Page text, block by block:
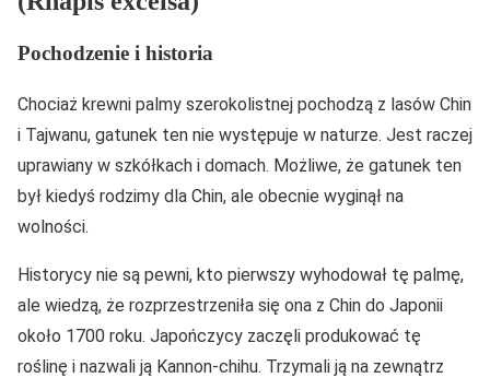
Pochodzenie i historia
Chociaż krewni palmy szerokolistnej pochodzą z lasów Chin
i Tajwanu, gatunek ten nie występuje w naturze. Jest raczej
uprawiany w szkółkach i domach. Możliwe, że gatunek ten
był kiedyś rodzimy dla Chin, ale obecnie wyginął na
wolności.
Historycy nie są pewni, kto pierwszy wyhodował tę palmę,
ale wiedzą, że rozprzestrzeniła się ona z Chin do Japonii
około 1700 roku. Japończycy zaczęli produkować tę
roślinę i nazwali ją Kannon-chihu. Trzymali ją na zewnątrz